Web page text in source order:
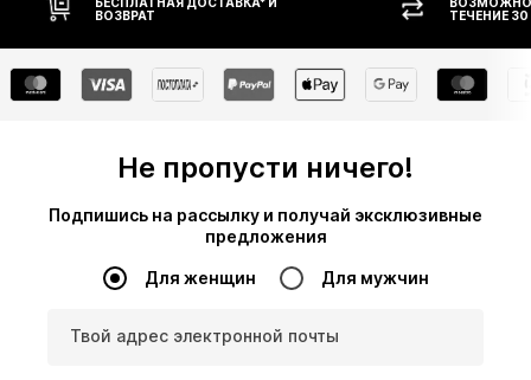
ТЕЧЕНИЕ 30 ДНЕЙ
Не пропусти ничего!
Подпишись на рассылку и получай эксклюзивные
предложения
Для женщин Для мужчин
Твой адрес электронной почты